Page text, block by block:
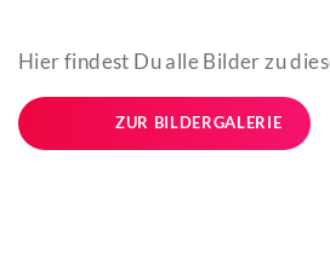
Hier findest Du alle Bilder zu
ZUR BILDERGALERIE